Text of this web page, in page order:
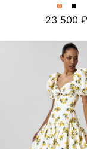
Платье
миди
из
шитья
и
Цвет
миди
из
и
23 500